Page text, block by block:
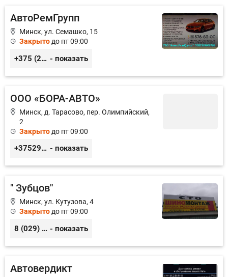
АвтоРемГрупп
Минск, ул. Семашко, 15
Закрытодо пт 09:00
+375 (29) 376-83-00 - показать
ООО «БОРА-АВТО»
Минск, д. Тарасово, пер. Олимпийский,
2
Закрыто до пт 09:00
+375296577676 - показать
" Зубцов"
Минск, ул. Кутузова, 4
Закрытодо пт 09:00
8 (029) 6-170-999 - показать
Автовердикт